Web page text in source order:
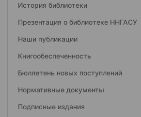
История библиотеки
Презентация о библиотеке ННГАСУ
Наши публикации
Книгообеспеченность
Бюллетень новых поступлений
Нормативные документы
Подписные издания